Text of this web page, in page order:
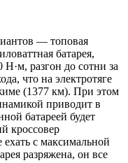
— топовая
батарея,
Н·м, разгон до сотни за
что на электротяге
(1377 км). При этом
приводит в
батареей будет
кроссовер
с максимальной
разряжена, он все